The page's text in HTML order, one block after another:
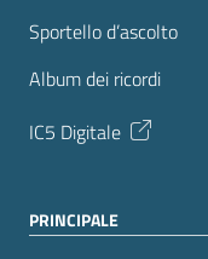
Sportello d’ascolto
Album dei ricordi
IC5 Digitale
PRINCIPALE